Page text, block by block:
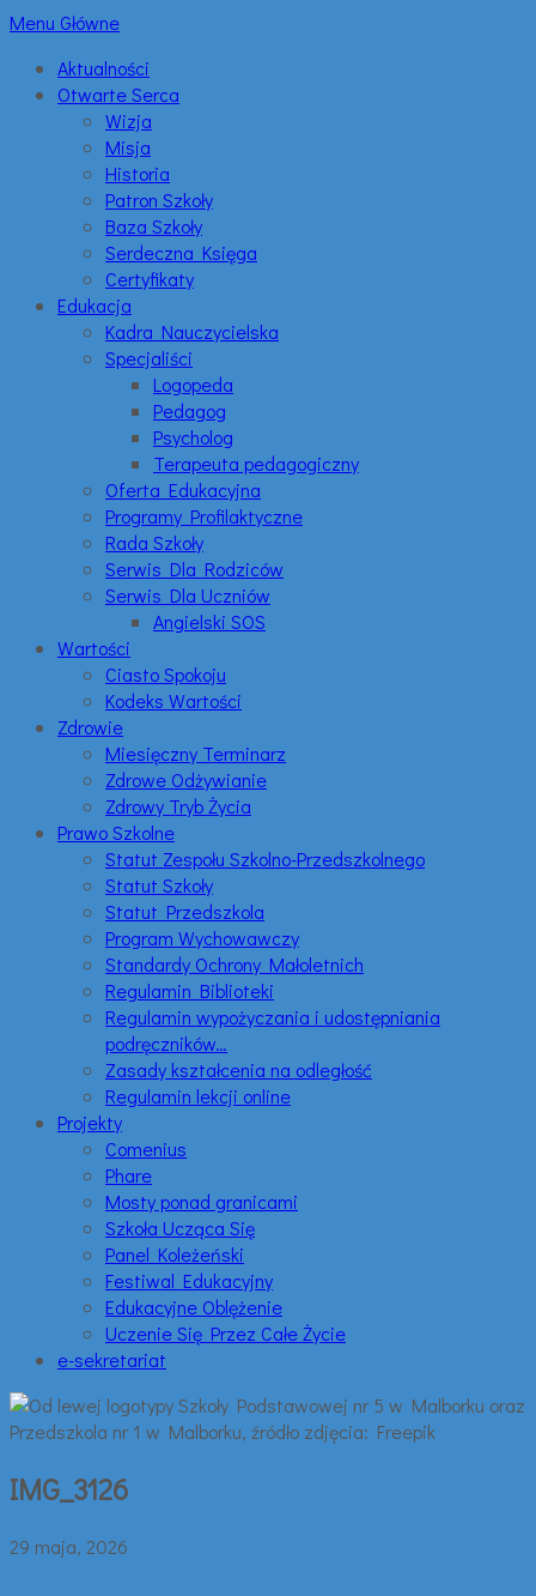
Menu Główne
Aktualności
Otwarte Serca
Wizja
Misja
Historia
Patron Szkoły
Baza Szkoły
Serdeczna Księga
Certyfikaty
Edukacja
Kadra Nauczycielska
Specjaliści
Logopeda
Pedagog
Psycholog
Terapeuta pedagogiczny
Oferta Edukacyjna
Programy Profilaktyczne
Rada Szkoły
Serwis Dla Rodziców
Serwis Dla Uczniów
Angielski SOS
Wartości
Ciasto Spokoju
Kodeks Wartości
Zdrowie
Miesięczny Terminarz
Zdrowe Odżywianie
Zdrowy Tryb Życia
Prawo Szkolne
Statut Zespołu Szkolno-Przedszkolnego
Statut Szkoły
Statut Przedszkola
Program Wychowawczy
Standardy Ochrony Małoletnich
Regulamin Biblioteki
Regulamin wypożyczania i udostępniania
podręczników…
Zasady kształcenia na odległość
Regulamin lekcji online
Projekty
Comenius
Phare
Mosty ponad granicami
Szkoła Ucząca Się
Panel Koleżeński
Festiwal Edukacyjny
Edukacyjne Oblężenie
Uczenie Się Przez Całe Życie
e-sekretariat
IMG_3126
29 maja, 2026